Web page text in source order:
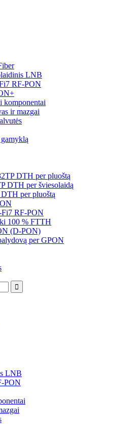
LNB
RF-PON
komponentai
ir mazgai
DTH per pluoštą
DTH per šviesolaidą
per pluoštą
RF-PON
100 % FTTH
(D-PON)
per GPON
LNB
PON